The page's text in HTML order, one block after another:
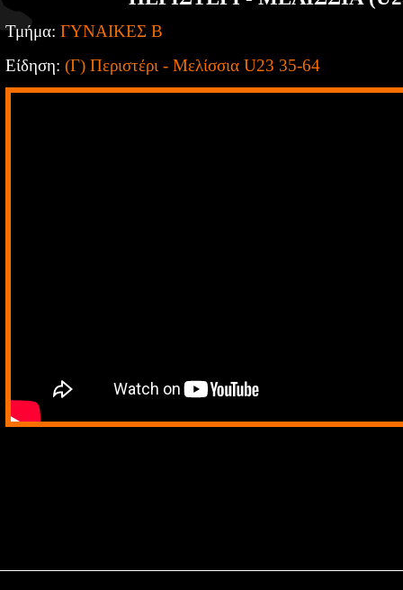
Τμήμα: ΓΥΝΑΙΚΕΣ Β
Είδηση: (Γ) Περιστέρι - Μελίσσια U23 35-64